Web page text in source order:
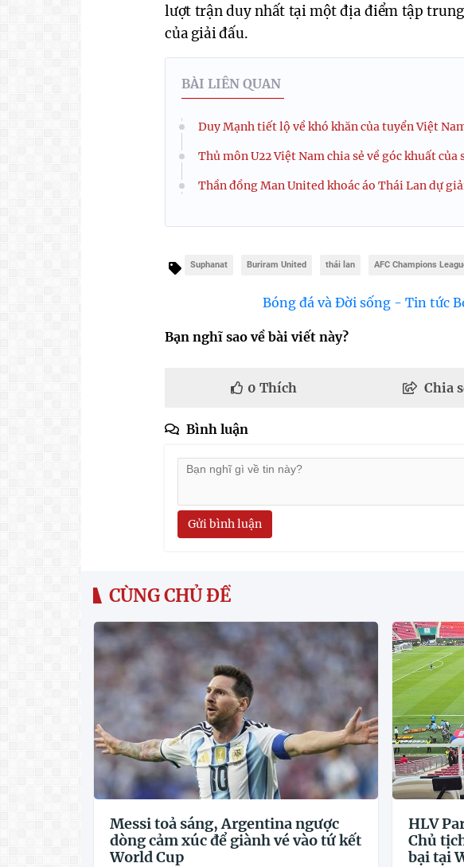
lượt trận duy nhất tại một địa điểm tập
của giải đấu.
BÀI LIÊN QUAN
Duy Mạnh tiết lộ về khó khăn của tuyển Việt
Thủ môn U22 Việt Nam chia sẻ về góc khuất của
Thần đồng Man United khoác áo Thái Lan dự
Suphanat Buriram United thái lan AFC Champions
Bóng đá và Đời sống - Tin tức
Bạn nghĩ sao về bài viết này?
0 Thích Chia
Bình luận
Gửi bình luận
CÙNG CHỦ ĐỀ
Messi toả sáng, Argentina ngược
dòng cảm xúc để giành vé vào tứ kết
World Cup
HLV
Chủ
bại tại